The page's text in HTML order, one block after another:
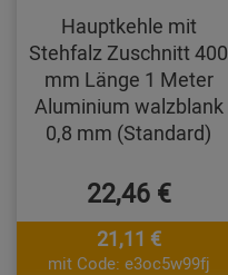
Hauptkehle mit
Stehfalz Zuschnitt 400
mm Länge 1 Meter
Aluminium walzblank
0,8 mm (Standard)
22,46 €
21,11 €
mit Code: e3oc5w99fj